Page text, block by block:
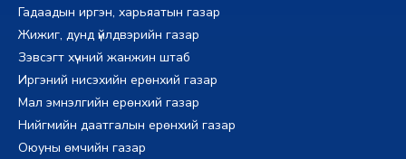
Гадаадын иргэн, харьяатын газар
Жижиг, дунд үйлдвэрийн газар
Зэвсэгт хүчний жанжин штаб
Иргэний нисэхийн ерөнхий газар
Мал эмнэлгийн ерөнхий газар
Нийгмийн даатгалын ерөнхий газар
Оюуны өмчийн газар